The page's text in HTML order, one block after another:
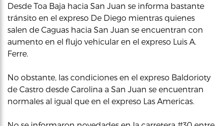
Desde Toa Baja hacia San Juan se informa bastante
tránsito en el expreso De Diego mientras quienes
salen de Caguas hacia San Juan se encuentran con
aumento en el flujo vehicular en el expreso Luis A.
Ferre.
No obstante, las condiciones en el expreso Baldorioty
de Castro desde Carolina a San Juan se encuentran
normales al igual que en el expreso Las Americas.